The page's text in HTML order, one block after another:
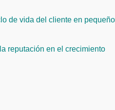
de vida del cliente en
reputación en el crecimiento